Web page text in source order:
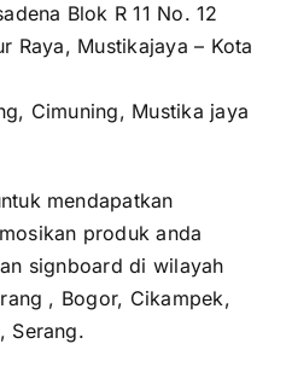
Blok R 11 No. 12
Raya, Mustikajaya – Kota
Cimuning, Mustika jaya
mendapatkan
produk anda
signboard di wilayah
, Bogor, Cikampek,
Serang.